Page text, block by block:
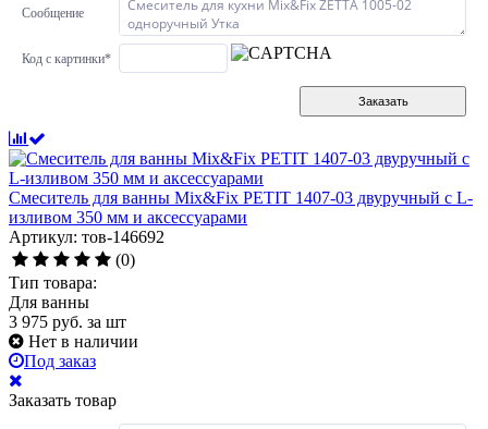
Сообщение
Код с картинки*
Заказать
Смеситель для ванны Mix&Fix PETIT 1407-03 двуручный с L-
изливом 350 мм и аксессуарами
Артикул: тов-146692
(0)
Тип товара:
Для ванны
3 975 руб. за шт
Нет в наличии
Под заказ
Заказать товар